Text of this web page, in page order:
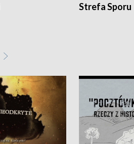
Strefa Sporu